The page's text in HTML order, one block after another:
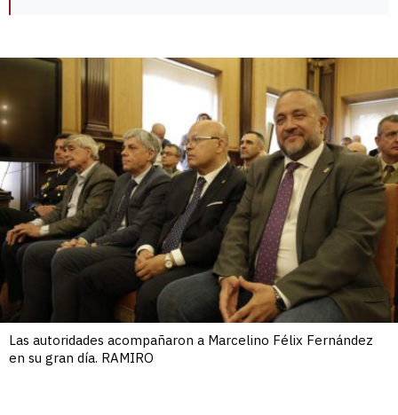
Las autoridades acompañaron a Marcelino Félix Fernández
en su gran día. RAMIRO